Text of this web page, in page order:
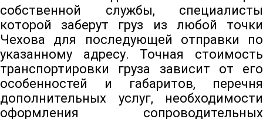
собственной службы, специалисты
которой заберут груз из любой точки
Чехова для последующей отправки по
указанному адресу. Точная стоимость
транспортировки груза зависит от его
особенностей и габаритов, перечня
дополнительных услуг, необходимости
оформления сопроводительных